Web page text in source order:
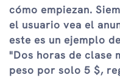
cómo empiezan.
el usuario vea el
este es un ejemplo
"Dos horas de clase
peso por solo 5 $,